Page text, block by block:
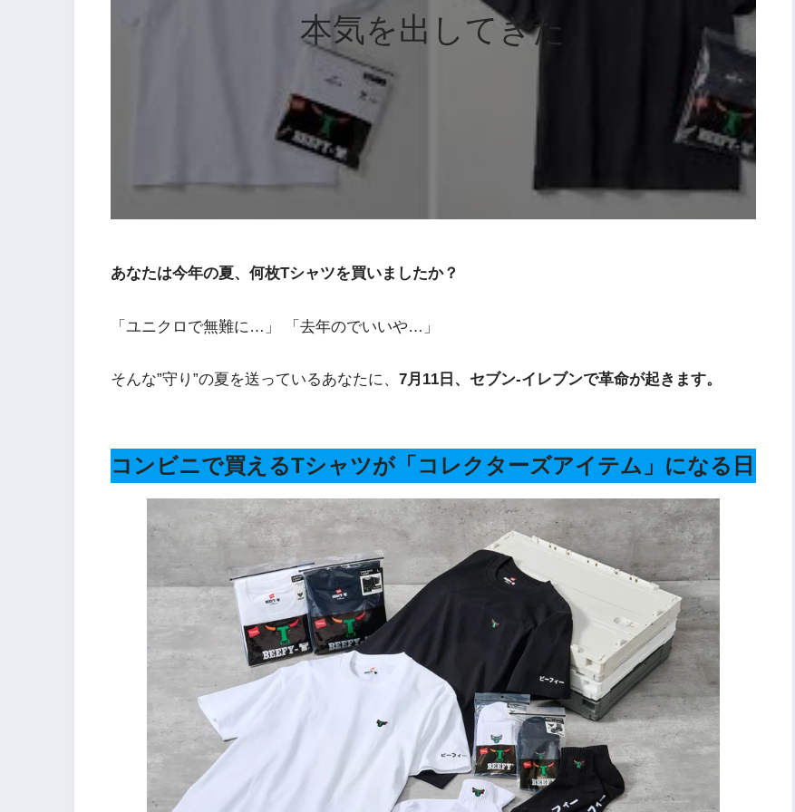
本気を出してきた
あなたは今年の夏、何枚Tシャツを買いましたか？
「ユニクロで無難に…」 「去年のでいいや…」
そんな”守り”の夏を送っているあなたに、 7月11日、セブン-イレブンで革命が起きます。
コンビニで買えるTシャツが「コレクターズアイテム」になる日